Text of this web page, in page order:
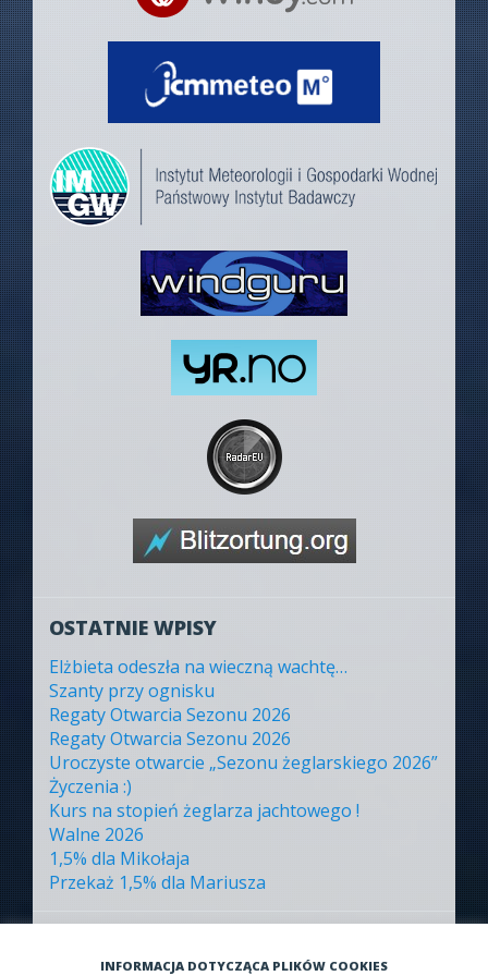
OSTATNIE WPISY
Elżbieta odeszła na wieczną wachtę…
Szanty przy ognisku
Regaty Otwarcia Sezonu 2026
Regaty Otwarcia Sezonu 2026
Uroczyste otwarcie „Sezonu żeglarskiego 2026”
Życzenia :)
Kurs na stopień żeglarza jachtowego !
Walne 2026
1,5% dla Mikołaja
Przekaż 1,5% dla Mariusza
INFORMACJA DOTYCZĄCA PLIKÓW COOKIES